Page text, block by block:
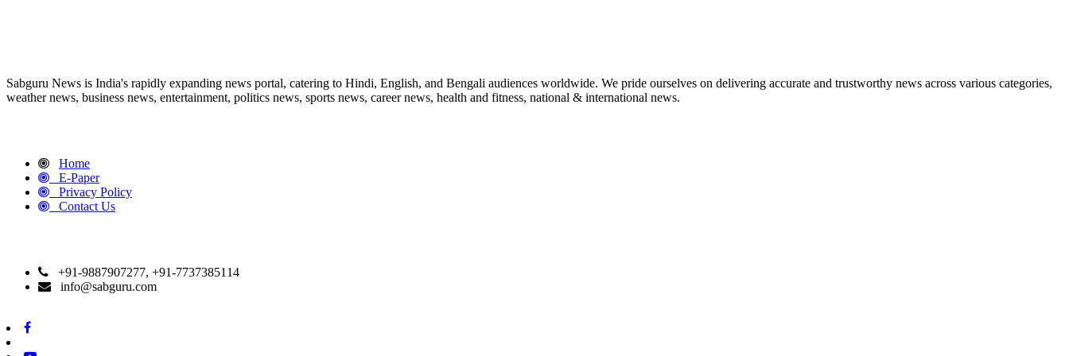
Sabguru News is India's rapidly expanding news portal, catering to Hindi, English, and Bengali audiences worldwide. We pride ourselves on delivering accurate and trustworthy news across various categories,
weather news, business news, entertainment, politics news, sports news, career news, health and fitness, national & international news.
Home
E-Paper
Privacy Policy
Contact Us
+91-9887907277, +91-7737385114
info@sabguru.com